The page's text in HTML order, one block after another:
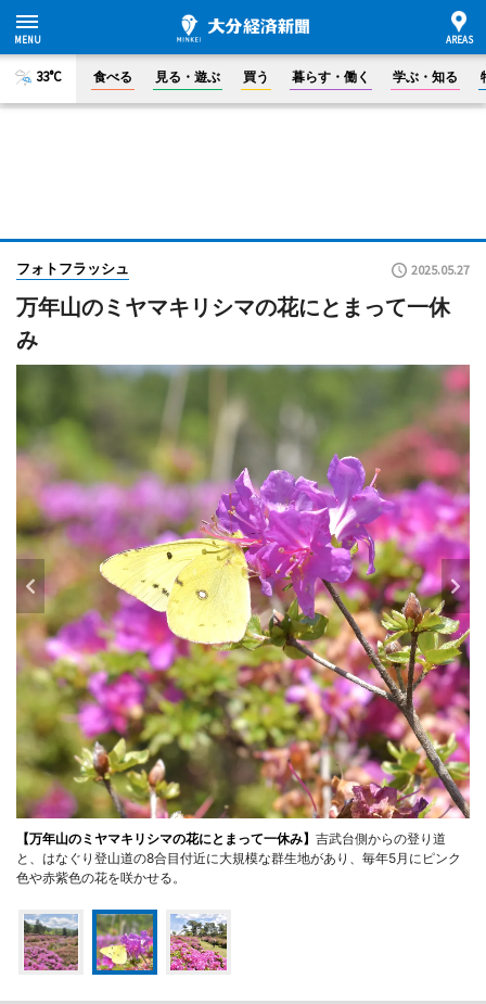
33°C 食べる 見る・遊ぶ 買う 暮らす・働く 学ぶ・知る
フォトフラッシュ 2025.05.27
万年山のミヤマキリシマの花にとまって一休
み
【万年山のミヤマキリシマの花にとまって一休み】 吉武台側からの登り道
と、はなぐり登山道の8合目付近に大規模な群生地があり、毎年5月にピンク
色や赤紫色の花を咲かせる。